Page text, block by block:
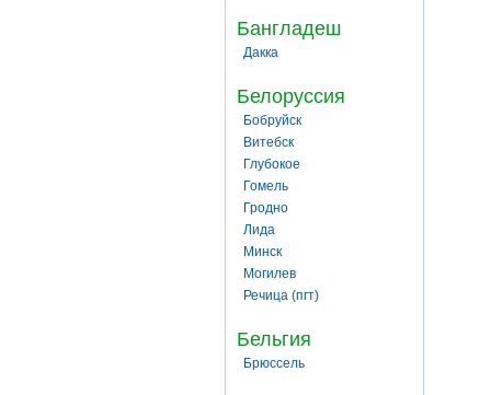
Бангладеш
Дакка
Белоруссия
Бобруйск
Витебск
Глубокое
Гомель
Гродно
Лида
Минск
Могилев
Речица (пгт)
Бельгия
Брюссель